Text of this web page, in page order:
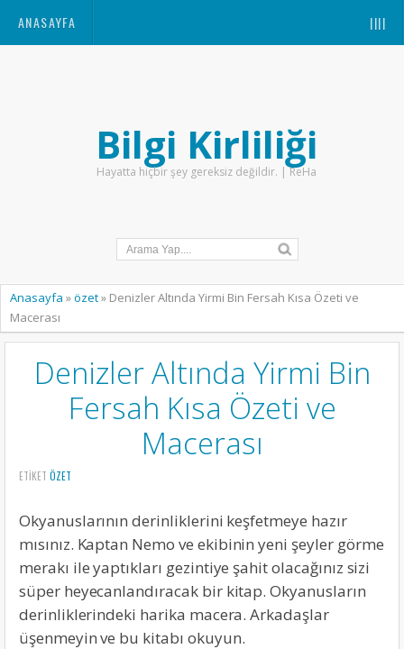
ANASAYFA ||||
Bilgi Kirliliği
Hayatta hiçbir şey gereksiz değildir. | ReHa
Anasayfa »özet» Denizler Altında Yirmi Bin Fersah Kısa Özeti ve
Macerası
Denizler Altında Yirmi Bin
Fersah Kısa Özeti ve
Macerası
ETIKET ÖZET
Okyanuslarının derinliklerini keşfetmeye hazır
mısınız. Kaptan Nemo ve ekibinin yeni şeyler görme
merakı ile yaptıkları gezintiye şahit olacağınız sizi
süper heyecanlandıracak bir kitap. Okyanusların
derinliklerindeki harika macera. Arkadaşlar
üşenmeyin ve bu kitabı okuyun.